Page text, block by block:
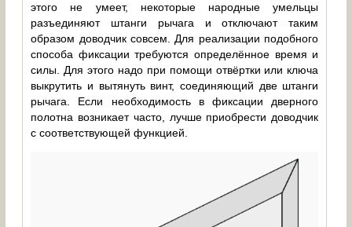
этого не умеет, некоторые народные умельцы
разъединяют штанги рычага и отключают таким
образом доводчик совсем. Для реализации подобного
способа фиксации требуются определённое время и
силы. Для этого надо при помощи отвёртки или ключа
выкрутить и вытянуть винт, соединяющий две штанги
рычага. Если необходимость в фиксации дверного
полотна возникает часто, лучше приобрести доводчик
с соответствующей функцией.